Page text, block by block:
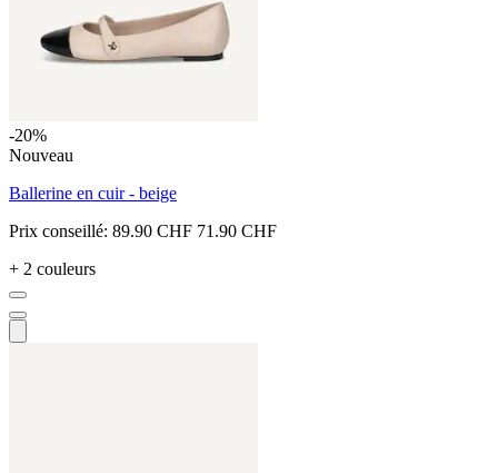
-20%
Nouveau
Ballerine en cuir - beige
Prix conseillé: 89.90 CHF 71.90 CHF
+ 2 couleurs